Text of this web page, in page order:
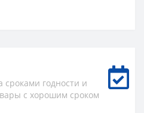
годности и
с хорошим сроком